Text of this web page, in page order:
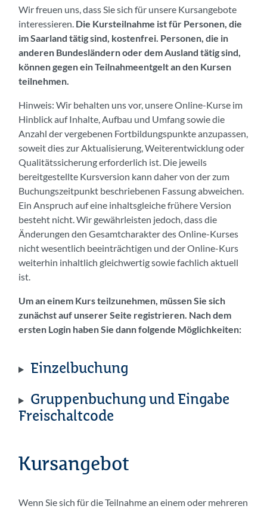
Wir freuen uns, dass Sie sich für unsere Kursangebote
interessieren. Die Kursteilnahme ist für Personen, die
im Saarland tätig sind, kostenfrei. Personen, die in
anderen Bundesländern oder dem Ausland tätig sind,
können gegen ein Teilnahmeentgelt an den Kursen
teilnehmen.
Hinweis: Wir behalten uns vor, unsere Online-Kurse im
Hinblick auf Inhalte, Aufbau und Umfang sowie die
Anzahl der vergebenen Fortbildungspunkte anzupassen,
soweit dies zur Aktualisierung, Weiterentwicklung oder
Qualitätssicherung erforderlich ist. Die jeweils
bereitgestellte Kursversion kann daher von der zum
Buchungszeitpunkt beschriebenen Fassung abweichen.
Ein Anspruch auf eine inhaltsgleiche frühere Version
besteht nicht. Wir gewährleisten jedoch, dass die
Änderungen den Gesamtcharakter des Online-Kurses
nicht wesentlich beeinträchtigen und der Online-Kurs
weiterhin inhaltlich gleichwertig sowie fachlich aktuell
ist.
Um an einem Kurs teilzunehmen, müssen Sie sich
zunächst auf unserer Seite registrieren. Nach dem
ersten Login haben Sie dann folgende Möglichkeiten:
Einzelbuchung
Gruppenbuchung und Eingabe
Freischaltcode
Kursangebot
Wenn Sie sich für die Teilnahme an einem oder mehreren